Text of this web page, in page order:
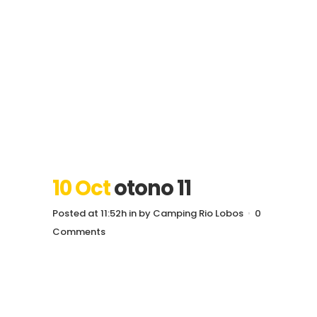
10 Octotono 11
Posted at 11:52h in by Camping Rio Lobos
0
Comments